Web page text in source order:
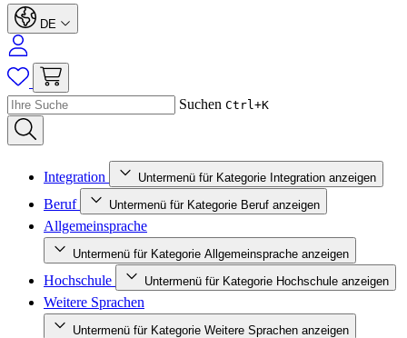
DE
Suchen Ctrl+K
Integration Untermenü für Kategorie Integration anzeigen
Beruf Untermenü für Kategorie Beruf anzeigen
Allgemeinsprache
Untermenü für Kategorie Allgemeinsprache anzeigen
Hochschule Untermenü für Kategorie Hochschule anzeigen
Weitere Sprachen
Untermenü für Kategorie Weitere Sprachen anzeigen